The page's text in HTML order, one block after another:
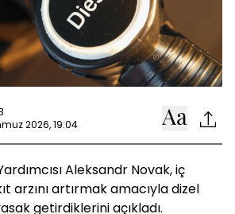
2026, 19:04
Aleksandr Novak, iç
arzını artırmak amacıyla dizel
getirdiklerini açıkladı.